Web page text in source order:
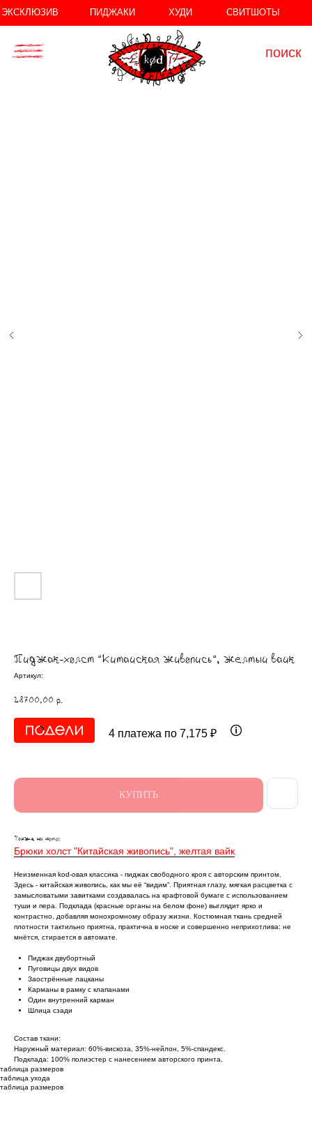
////
ЭКСКЛЮЗИВ ПИДЖАКИ ХУДИ СВИТШОТЫ
Пиджак-холст “Китайская живопись“, желтый вайк
Артикул:
28700,00 р.
4 платежа по 7,175 ₽
КУПИТЬ
Также на фото:
Брюки холст "Китайская живопись", желтая вайк
Неизменная kod-овая классика - пиджак свободного кроя с авторским принтом.
Здесь - китайская живопись, как мы её “видим”. Приятная глазу, мягкая расцветка с
замысловатыми завитками создавалась на крафтовой бумаге с использованием
туши и пера. Подклада (красные органы на белом фоне) выглядит ярко и
контрастно, добавляя монохромному образу жизни. Костюмная ткань средней
плотности тактильно приятна, практична в носке и совершенно неприхотлива: не
мнётся, стирается в автомате.
Пиджак двубортный
Пуговицы двух видов
Заострённые лацканы
Карманы в рамку с клапанами
Один внутренний карман
Шлица сзади
Состав ткани:
Наружный материал: 60%-вискоза, 35%-нейлон, 5%-спандекс.
Подклада: 100% полиэстер с нанесением авторского принта.
таблица размеров
таблица ухода
таблица размеров